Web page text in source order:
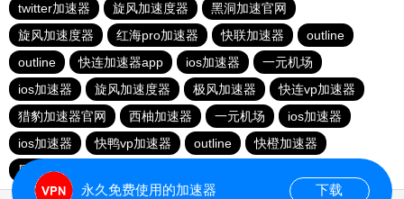
twitter加速器
旋风加速度器
黑洞加速官网
旋风加速度器
红海pro加速器 快联加速器
outline
outline
快连加速器app ios加速器
一元机场
ios加速器
旋风加速度器 极风加速器
快连vp加速器
猎豹加速器官网
西柚加速器 一元机场
ios加速器
ios加速器
快鸭vp加速器 outline
快橙加速器
黑洞vqn加速
永久免费使用的加速器 下载